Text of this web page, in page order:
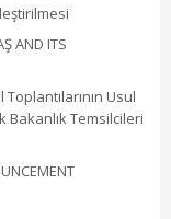
AND ITS
Usul
Bakanlık Temsilcileri